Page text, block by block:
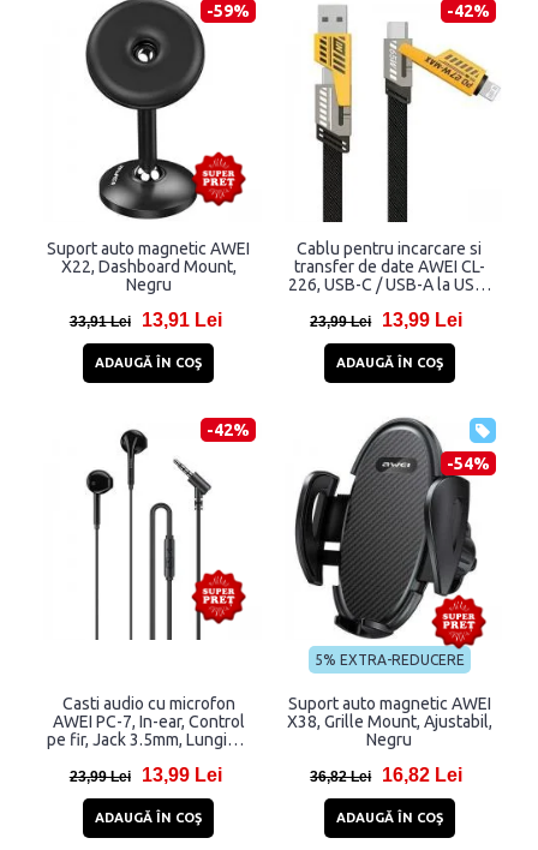
-59%
Suport auto magnetic AWEI
X22, Dashboard Mount,
Negru
33,91 Lei 13,91 Lei
ADAUGĂ ÎN COŞ
-42%
Cablu pentru incarcare si
transfer de date AWEI CL-
226, USB-C / USB-A la USB-
480Mbps, 1.2m, Negru
23,99 Lei 13,99 Lei
ADAUGĂ ÎN COŞ
-42%
Casti audio cu microfon
AWEI PC-7, In-ear, Control
pe fir, Jack 3.5mm, Lungime
23,99 Lei 13,99 Lei
ADAUGĂ ÎN COŞ
-54%
5% EXTRA-REDUCERE
Suport auto magnetic AWEI
X38, Grille Mount, Ajustabil,
Negru
36,82 Lei 16,82 Lei
ADAUGĂ ÎN COŞ